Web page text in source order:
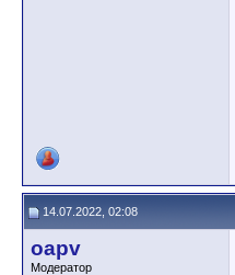
14.07.2022, 02:08
oapv
Модератор